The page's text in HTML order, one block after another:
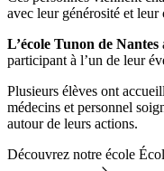
avec leur générosité et
L’école Tunon de Nantes
participant à l’un de leur
Plusieurs élèves ont
médecins et personnel
autour de leurs actions.
Découvrez notre école